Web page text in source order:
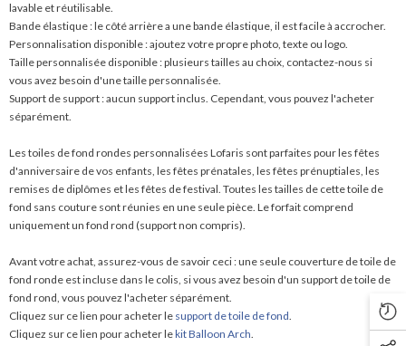
lavable et réutilisable.
Bande élastique : le côté arrière a une bande élastique, il est facile à accrocher.
Personnalisation disponible : ajoutez votre propre photo, texte ou logo.
Taille personnalisée disponible : plusieurs tailles au choix, contactez-nous si
vous avez besoin d'une taille personnalisée.
Support de support : aucun support inclus. Cependant, vous pouvez l'acheter
séparément.
Les toiles de fond rondes personnalisées Lofaris sont parfaites pour les fêtes
d'anniversaire de vos enfants, les fêtes prénatales, les fêtes prénuptiales, les
remises de diplômes et les fêtes de festival. Toutes les tailles de cette toile de
fond sans couture sont réunies en une seule pièce. Le forfait comprend
uniquement un fond rond (support non compris).
Avant votre achat, assurez-vous de savoir ceci : une seule couverture de toile de
fond ronde est incluse dans le colis, si vous avez besoin d'un support de toile de
fond rond, vous pouvez l'acheter séparément.
Cliquez sur ce lien pour acheter le support de toile de fond.
Cliquez sur ce lien pour acheter lekit Balloon Arch.